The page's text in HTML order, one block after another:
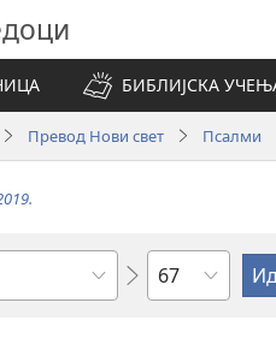
БИБЛИЈСКА
Превод Нови свет Псалми
Поглавље